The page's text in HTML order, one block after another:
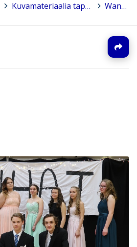
> Kuvamateriaalia tapahtumista > Wanhat